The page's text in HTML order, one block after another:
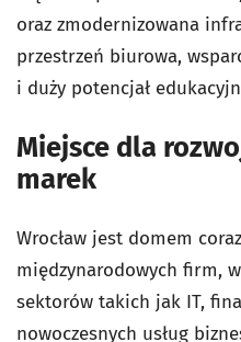
oraz zmodernizowana
przestrzeń biurowa,
i duży potencjał
Miejsce dla
marek
Wrocław jest domem
międzynarodowych firm,
sektorów takich jak IT,
nowoczesnych usług